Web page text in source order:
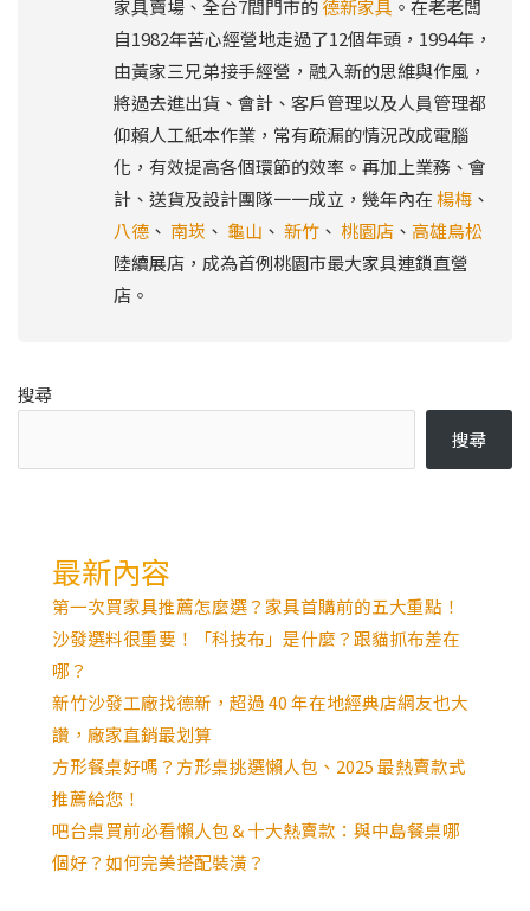
家具賣場、全台7間門市的德新家具 。在老老闆
自1982年苦心經營地走過了12個年頭，1994年，
由黃家三兄弟接手經營，融入新的思維與作風，
將過去進出貨、會計、客戶管理以及人員管理都
仰賴人工紙本作業，常有疏漏的情況改成電腦
化，有效提高各個環節的效率。再加上業務、會
計、送貨及設計團隊一一成立，幾年內在楊梅 、
八德 、 南崁 、 龜山 、 新竹 、 桃園店 、 高雄鳥松
陸續展店，成為首例桃園市最大家具連鎖直營
店。
搜尋
搜尋
最新內容
第一次買家具推薦怎麼選？家具首購前的五大重點！
沙發選料很重要！「科技布」是什麼？跟貓抓布差在
哪？
新竹沙發工廠找德新，超過 40 年在地經典店網友也大
讚，廠家直銷最划算
方形餐桌好嗎？方形桌挑選懶人包、2025 最熱賣款式
推薦給您！
吧台桌買前必看懶人包＆十大熱賣款：與中島餐桌哪
個好？如何完美搭配裝潢？